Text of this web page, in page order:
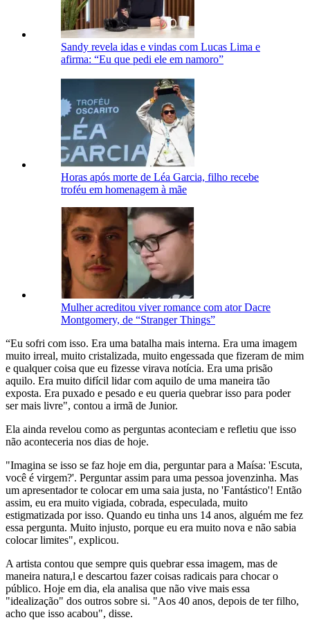
Sandy revela idas e vindas com Lucas Lima e
afirma: “Eu que pedi ele em namoro”
Horas após morte de Léa Garcia, filho recebe
troféu em homenagem à mãe
Mulher acreditou viver romance com ator Dacre
Montgomery, de “Stranger Things”
“Eu sofri com isso. Era uma batalha mais interna. Era uma imagem
muito irreal, muito cristalizada, muito engessada que fizeram de mim
e qualquer coisa que eu fizesse virava notícia. Era uma prisão
aquilo. Era muito difícil lidar com aquilo de uma maneira tão
exposta. Era puxado e pesado e eu queria quebrar isso para poder
ser mais livre", contou a irmã de Junior.
Ela ainda revelou como as perguntas aconteciam e refletiu que isso
não aconteceria nos dias de hoje.
"Imagina se isso se faz hoje em dia, perguntar para a Maísa: 'Escuta,
você é virgem?'. Perguntar assim para uma pessoa jovenzinha. Mas
um apresentador te colocar em uma saia justa, no 'Fantástico'! Então
assim, eu era muito vigiada, cobrada, especulada, muito
estigmatizada por isso. Quando eu tinha uns 14 anos, alguém me fez
essa pergunta. Muito injusto, porque eu era muito nova e não sabia
colocar limites", explicou.
A artista contou que sempre quis quebrar essa imagem, mas de
maneira natura,l e descartou fazer coisas radicais para chocar o
público. Hoje em dia, ela analisa que não vive mais essa
"idealização" dos outros sobre si. "Aos 40 anos, depois de ter filho,
acho que isso acabou", disse.